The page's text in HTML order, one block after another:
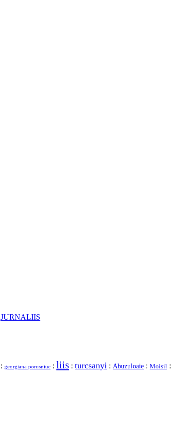
JURNALIIS
: georgiana porusniuc : liis : turcsanyi : Abuzuloaie : Moisil :